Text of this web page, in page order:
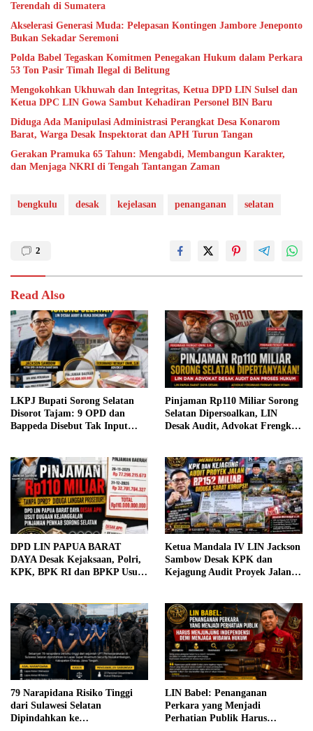
Terendah di Sumatera
Akselerasi Generasi Muda: Pelepasan Kontingen Jambore Jeneponto
Bukan Sekadar Seremoni
Polda Babel Tegaskan Komitmen Penegakan Hukum dalam Perkara
53 Ton Pasir Timah Ilegal di Belitung
Mengokohkan Ukhuwah dan Integritas, Ketua DPD LIN Sulsel dan
Ketua DPC LIN Gowa Sambut Kehadiran Personel BIN Baru
Diduga Ada Manipulasi Administrasi Perangkat Desa Konarom
Barat, Warga Desak Inspektorat dan APH Turun Tangan
Gerakan Pramuka 65 Tahun: Mengabdi, Membangun Karakter,
dan Menjaga NKRI di Tengah Tantangan Zaman
bengkulu desak kejelasan penanganan selatan
2
Read Also
LKPJ Bupati Sorong Selatan
Disorot Tajam: 9 OPD dan
Bappeda Disebut Tak Input
Pinjaman Rp110 Miliar Sorong
Selatan Dipersoalkan, LIN
Desak Audit, Advokat Frengky
Banggar DPRD
DPD LIN PAPUA BARAT
DAYA Desak Kejaksaan, Polri,
KPK, BPK RI dan BPKP Usut
Selatan; Dugaan Libatkan
Empat Petinggi, APH Diminta
Bertindak Tegas.
Ketua Mandala IV LIN Jackson
Sambow Desak KPK dan
Kejagung Audit Proyek Jalan
Terkait Jika Terbukti Bersalah.
79 Narapidana Risiko Tinggi
dari Sulawesi Selatan
Dipindahkan ke
LIN Babel: Penanganan
Perkara yang Menjadi
Perhatian Publik Harus